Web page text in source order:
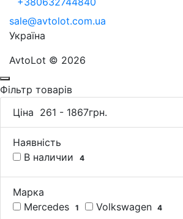
sale@avtolot.com.ua
Українa
AvtoLot © 2026
Фільтр товарів
Ціна 261 - 1867грн.
Наявність
В наличии
4
Марка
Mercedes
1 Volkswagen 4